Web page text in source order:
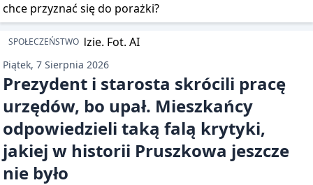
chce przyznać się do porażki?
SPOŁECZEŃSTWO
Piątek, 7 Sierpnia 2026
Prezydent i starosta skrócili pracę
urzędów, bo upał. Mieszkańcy
odpowiedzieli taką falą krytyki,
jakiej w historii Pruszkowa jeszcze
nie było